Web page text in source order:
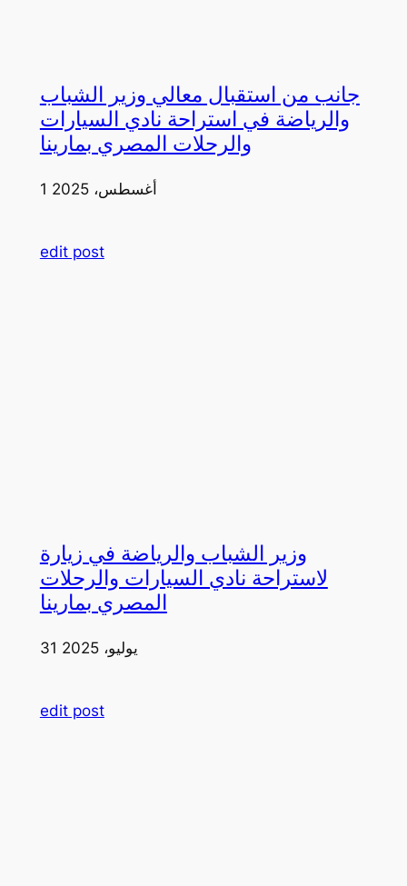
جانب من استقبال معالي وزير الشباب
والرياضة في استراحة نادي السيارات
والرحلات المصري بمارينا
1 أغسطس، 2025
edit post
وزير الشباب والرياضة في زيارة
لاستراحة نادي السيارات والرحلات
المصري بمارينا
31 يوليو، 2025
edit post